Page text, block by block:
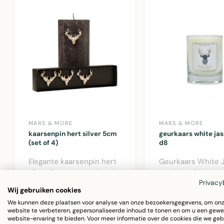
MARS & MORE
kaarsenpin hert silver 5cm
(set of 4)
Elegante kaarsenpin hert
silver 5cm set van 4 stuks
Aluminium k..
€14,95
MARS & MORE
geurkaars white
d8
Geurkaars White
van Mars & More.
Sfeervolle kaars
Wij gebruiken cookies
We kunnen deze plaatsen voor analyse van onze bezoekersgegevens, om
website te verbeteren, gepersonaliseerde inhoud te tonen en om u een
website-ervaring te bieden. Voor meer informatie over de cookies die we